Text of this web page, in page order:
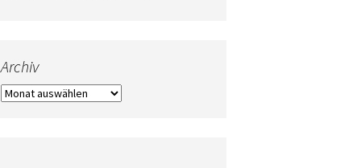
Archiv
Archiv